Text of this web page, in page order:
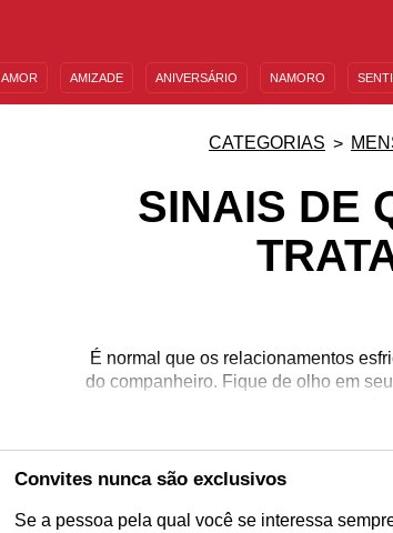
AMOR AMIZADE ANIVERSÁRIO NAMORO
CATEGORIAS
SINAIS DE
É normal que os relacionamentos
do companheiro. Fique de olho em
se
Convites nunca são exclusivos
Se a pessoa pela qual você se interessa